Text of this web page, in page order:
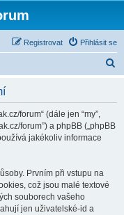
Přihlásit se
Registrovat
forum“ (dále jen “my”,
forum”) a phpBB („phpBB
jakékoliv informace
Prvním při vstupu na
což jsou malé textové
souborech vašeho
jen uživatelské-id a